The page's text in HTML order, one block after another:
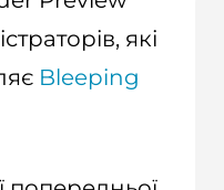
які
Bleeping